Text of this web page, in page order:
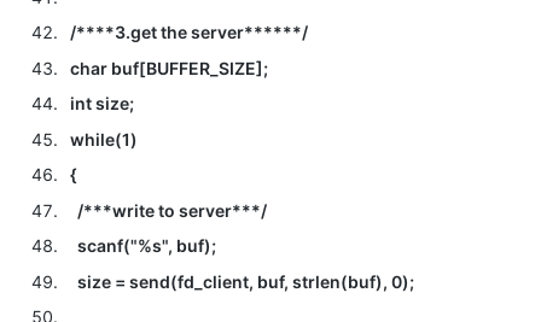
/****3.get the server******/
char buf[BUFFER_SIZE];
int size;
while(1)
{
/***write to server***/
scanf("%s", buf);
size = send(fd_client, buf, strlen(buf), 0);